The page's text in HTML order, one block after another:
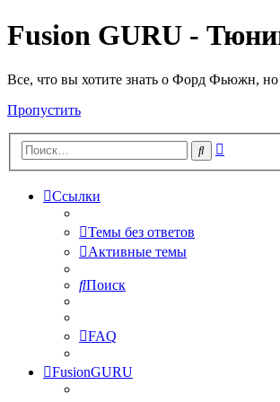
Fusion GURU -
Все, что вы хотите знать о Форд Фьюжн, но
Пропустить
Поиск
Ссылки
Темы без ответов
Активные темы
Поиск
FAQ
FusionGURU